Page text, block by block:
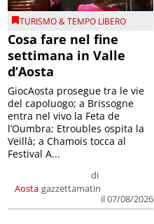
TURISMO & TEMPO LIBERO
Cosa fare nel fine
settimana in Valle
d’Aosta
Aosta
di
gazzettamatin
il 07/08/2026
GiocAosta prosegue tra le vie
del capoluogo; a Brissogne
entra nel vivo la Feta de
l’Oumbra; Etroubles ospita la
Veillà; a Chamois tocca al
Festival A...